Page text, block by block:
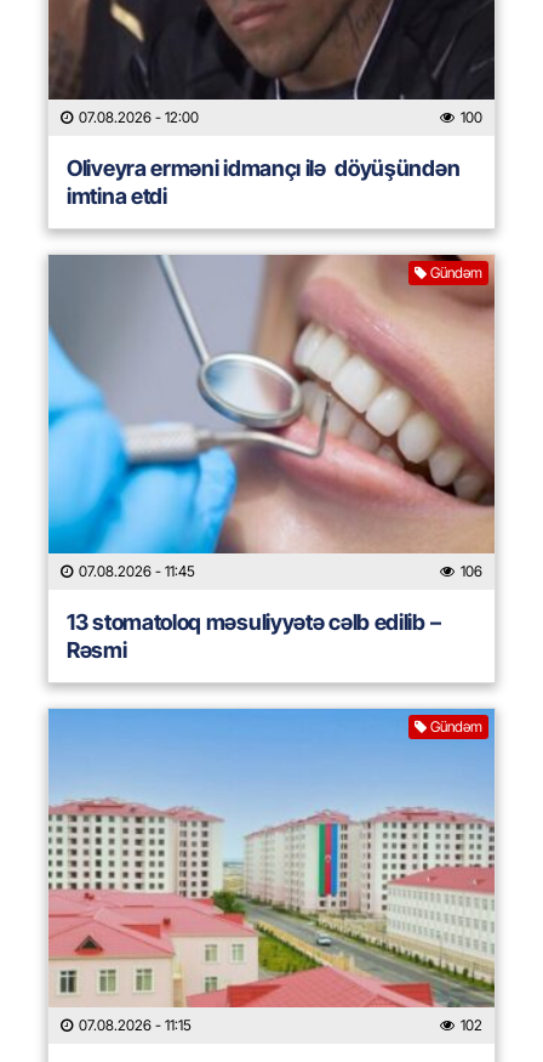
07.08.2026 - 12:00 100
Oliveyra erməni idmançı ilə döyüşündən
imtina etdi
Gündəm
07.08.2026 - 11:45 106
13 stomatoloq məsuliyyətə cəlb edilib –
Rəsmi
Gündəm
07.08.2026 - 11:15 102